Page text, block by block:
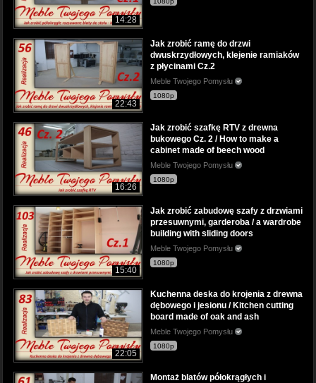
14:28
22:43
Jak zrobić ramę do drzwi
dwuskrzydłowych, klejenie ramiaków
z płycinami Cz.2
Meble Twojego Pomysłu
1080p
16:26
Jak zrobić szafkę RTV z drewna
bukowego Cz. 2 / How to make a
cabinet made of beech wood
Meble Twojego Pomysłu
1080p
15:40
Jak zrobić zabudowę szafy z drzwiami
przesuwnymi, garderoba / a wardrobe
building with sliding doors
Meble Twojego Pomysłu
1080p
22:05
Kuchenna deska do krojenia z drewna
dębowego i jesionu / Kitchen cutting
board made of oak and ash
Meble Twojego Pomysłu
1080p
Montaż blatów półokrągłych i